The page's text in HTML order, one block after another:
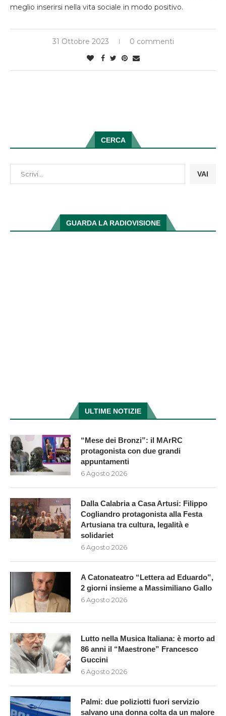
meglio inserirsi nella vita sociale in modo positivo.
31 Ottobre 2023 0 commenti
CERCA
VAI
GUARDA LA RADIOVISIONE
ULTIME NOTIZIE
“Mese dei Bronzi”: il MArRC
protagonista con due grandi
appuntamenti
6 Agosto 2026
Dalla Calabria a Casa Artusi: Filippo
Cogliandro protagonista alla Festa
Artusiana tra cultura, legalità e
solidariet
6 Agosto 2026
A Catonateatro “Lettera ad Eduardo”,
2 giorni insieme a Massimiliano Gallo
6 Agosto 2026
Lutto nella Musica Italiana: è morto ad
86 anni il “Maestrone” Francesco
Guccini
6 Agosto 2026
Palmi: due poliziotti fuori servizio
salvano una donna colta da un malore